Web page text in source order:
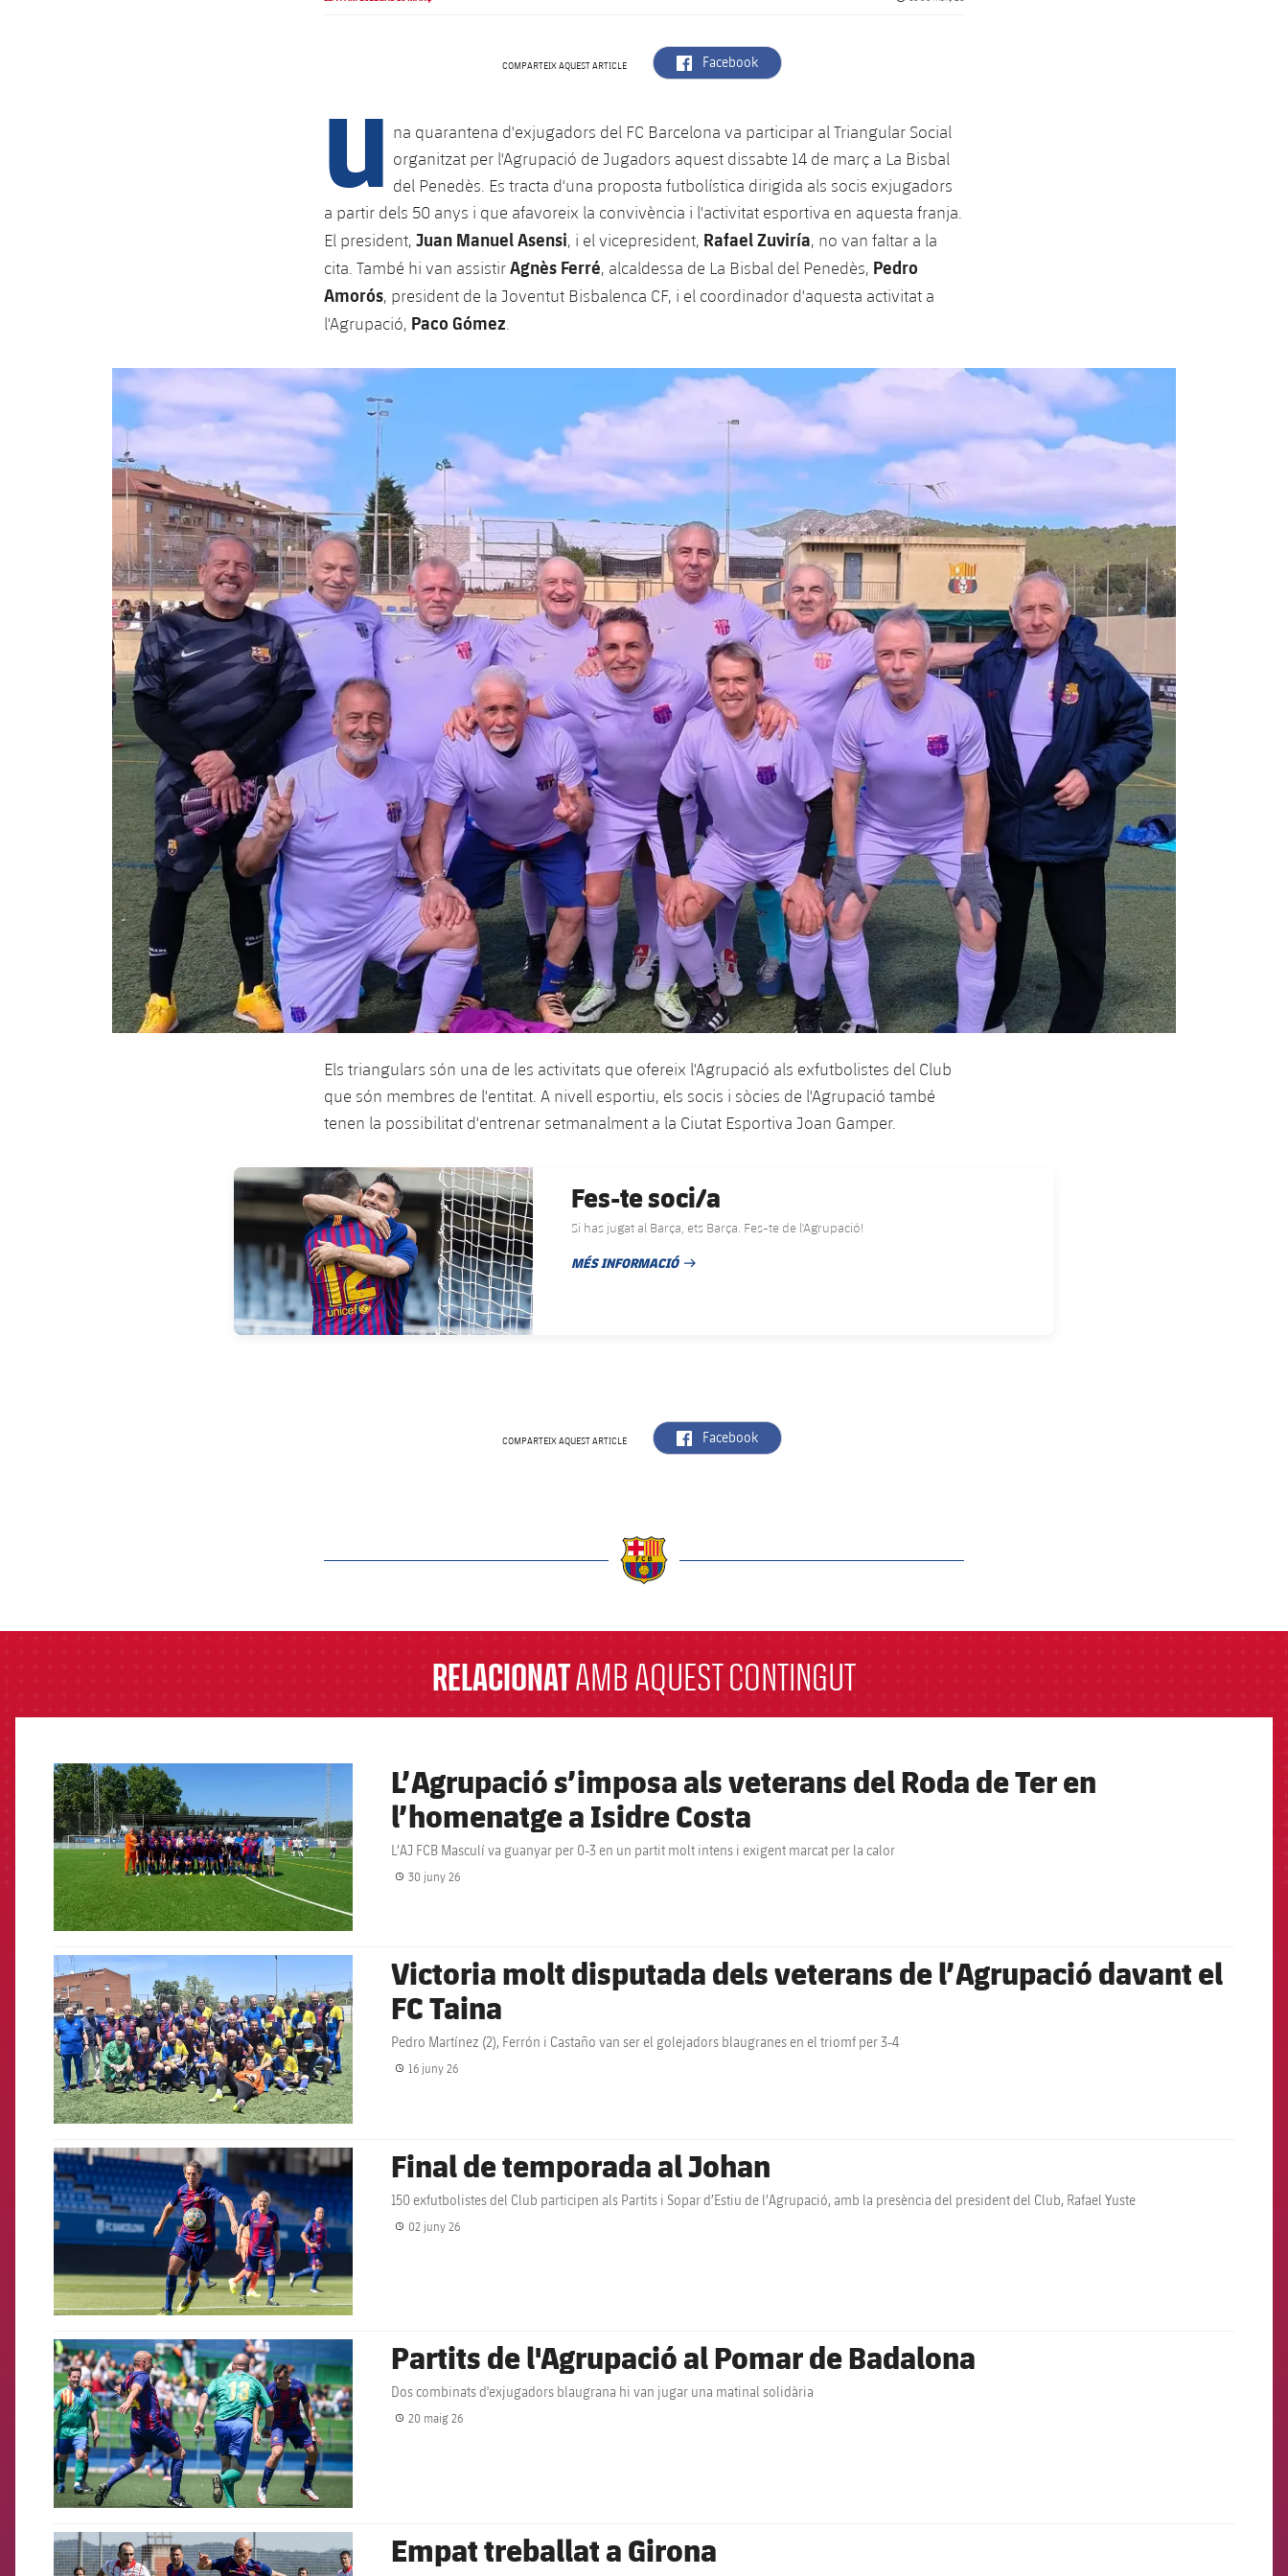
COMPARTEIX AQUEST ARTICLE label.aria.facebook
Facebook
U na quarantena d'exjugadors del FC Barcelona va participar al Triangular Social
organitzat per l'Agrupació de Jugadors aquest dissabte 14 de març a La Bisbal
del Penedès. Es tracta d'una proposta futbolística dirigida als socis exjugadors
a partir dels 50 anys i que afavoreix la convivència i l'activitat esportiva en aquesta franja.
El president, Juan Manuel Asensi, i el vicepresident, Rafael Zuviría, no van faltar a la
cita. També hi van assistirAgnès Ferré, alcaldessa de La Bisbal del Penedès, Pedro
Amorós, president de la Joventut Bisbalenca CF, i el coordinador d'aquesta activitat a
l'Agrupació, Paco Gómez
Els triangulars són una de les activitats que ofereix l'Agrupació als exfutbolistes del Club
que són membres de l'entitat. A nivell esportiu, els socis i sòcies de l'Agrupació també
tenen la possibilitat d'entrenar setmanalment a la Ciutat Esportiva Joan Gamper.
FC Barcelona club badge
Fes-te soci/a
Si has jugat al Barça, ets Barça. Fes-te de l'Agrupació!
MÉS INFORMACIÓ
DATA DE PUBLICACIÓ
COMPARTEIX AQUEST ARTICLE label.aria.facebook
Facebook
RELACIONATAMB AQUEST CONTINGUT
FCB Barcelona badge
L’Agrupació s’imposa als veterans del Roda de Ter en
l’homenatge a Isidre Costa
L’AJ FCB Masculí va guanyar per 0-3 en un partit molt intens i exigent marcat per la calor
label.share.clock
30 juny 26
FCB Barcelona badge
Victoria molt disputada dels veterans de l’Agrupació davant el
FC Taina
Pedro Martínez (2), Ferrón i Castaño van ser el golejadors blaugranes en el triomf per 3-4
label.share.clock
16 juny 26
FCB Barcelona badge Final de temporada al Johan
150 exfutbolistes del Club participen als Partits i Sopar d’Estiu de l’Agrupació, amb la presència del president del Club, Rafael Yuste
label.share.clock
02 juny 26
FCB Barcelona badge Partits de l'Agrupació al Pomar de Badalona
Dos combinats d'exjugadors blaugrana hi van jugar una matinal solidària
label.share.clock
20 maig 26
FCB Barcelona badge Empat treballat a Girona